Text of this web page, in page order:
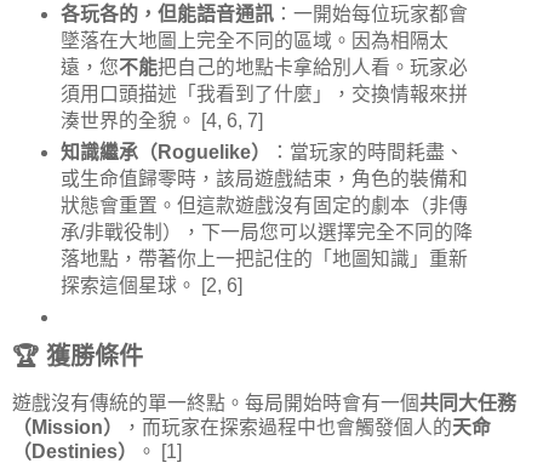
各玩各的，但能語音通訊：一開始每位玩家都會
墜落在大地圖上完全不同的區域。因為相隔太
遠，您不能把自己的地點卡拿給別人看。玩家必
須用口頭描述「我看到了什麼」，交換情報來拼
湊世界的全貌。
[4, 6, 7]
知識繼承（Roguelike）
：當玩家的時間耗盡、
或生命值歸零時，該局遊戲結束，角色的裝備和
狀態會重置。但這款遊戲沒有固定的劇本（非傳
承/非戰役制），下一局您可以選擇完全不同的降
落地點，帶著你上一把記住的「地圖知識」重新
探索這個星球。
[2, 6]
🏆 獲勝條件
遊戲沒有傳統的單一終點。每局開始時會有一個共同大任務
（Mission）
，而玩家在探索過程中也會觸發個人的天命
（Destinies）
。 [1]